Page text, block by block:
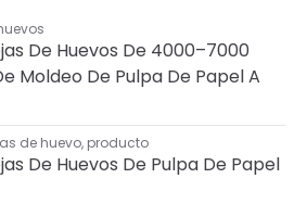
De Huevos De 4000–7000
Moldeo De Pulpa De Papel A
de huevo, producto
De Huevos De Pulpa De Papel